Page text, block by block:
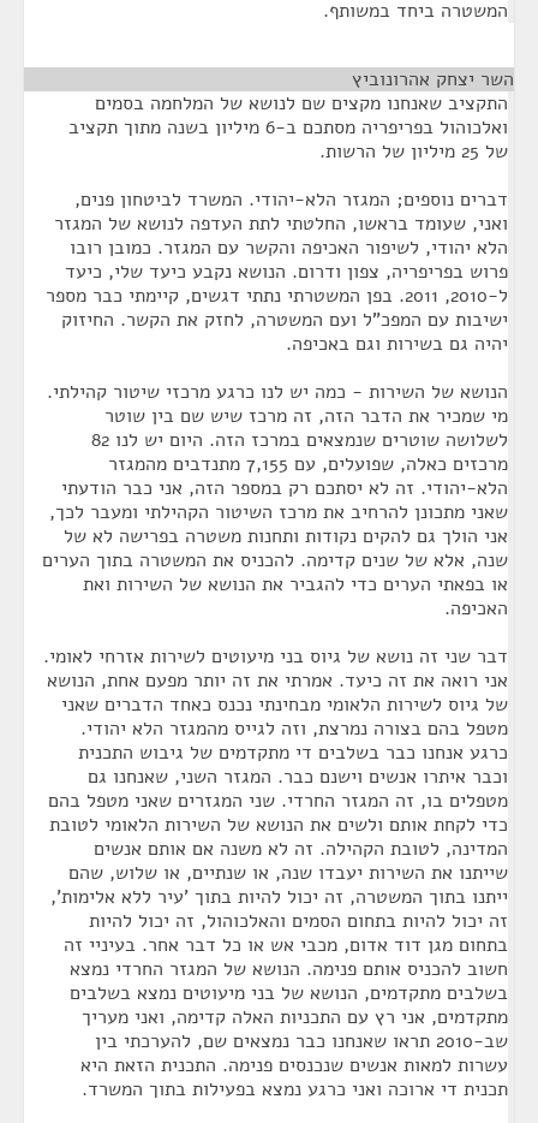
המשטרה ביחד במשותף.
השר יצחק אהרונוביץ
התקציב שאנחנו מקצים שם לנושא של המלחמה בסמים
ואלכוהול בפריפריה מסתכם ב-6 מיליון בשנה מתוך תקציב
של 25 מיליון של הרשות.
דברים נוספים; המגזר הלא-יהודי. המשרד לביטחון פנים,
ואני, שעומד בראשו, החלטתי לתת העדפה לנושא של המגזר
הלא יהודי, לשיפור האכיפה והקשר עם המגזר. כמובן רובו
פרוש בפריפריה, צפון ודרום. הנושא נקבע כיעד שלי, כיעד
ל-2010, 2011. בפן המשטרתי נתתי דגשים, קיימתי כבר מספר
ישיבות עם המפכ"ל ועם המשטרה, לחזק את הקשר. החיזוק
יהיה גם בשירות וגם באכיפה.
הנושא של השירות - כמה יש לנו כרגע מרכזי שיטור קהילתי.
מי שמכיר את הדבר הזה, זה מרכז שיש שם בין שוטר
לשלושה שוטרים שנמצאים במרכז הזה. היום יש לנו 82
מרכזים כאלה, שפועלים, עם 7,155 מתנדבים מהמגזר
הלא-יהודי. זה לא יסתכם רק במספר הזה, אני כבר הודעתי
שאני מתכונן להרחיב את מרכז השיטור הקהילתי ומעבר לכך,
אני הולך גם להקים נקודות ותחנות משטרה בפרישה לא של
שנה, אלא של שנים קדימה. להכניס את המשטרה בתוך הערים
או בפאתי הערים כדי להגביר את הנושא של השירות ואת
האכיפה.
דבר שני זה נושא של גיוס בני מיעוטים לשירות אזרחי לאומי.
אני רואה את זה כיעד. אמרתי את זה יותר מפעם אחת, הנושא
של גיוס לשירות הלאומי מבחינתי נכנס כאחד הדברים שאני
מטפל בהם בצורה נמרצת, וזה לגייס מהמגזר הלא יהודי.
כרגע אנחנו כבר בשלבים די מתקדמים של גיבוש התכנית
וכבר איתרו אנשים וישנם כבר. המגזר השני, שאנחנו גם
מטפלים בו, זה המגזר החרדי. שני המגזרים שאני מטפל בהם
כדי לקחת אותם ולשים את הנושא של השירות הלאומי לטובת
המדינה, לטובת הקהילה. זה לא משנה אם אותם אנשים
שייתנו את השירות יעבדו שנה, או שנתיים, או שלוש, שהם
ייתנו בתוך המשטרה, זה יכול להיות בתוך 'עיר ללא אלימות',
זה יכול להיות בתחום הסמים והאלכוהול, זה יכול להיות
בתחום מגן דוד אדום, מכבי אש או כל דבר אחר. בעיניי זה
חשוב להכניס אותם פנימה. הנושא של המגזר החרדי נמצא
בשלבים מתקדמים, הנושא של בני מיעוטים נמצא בשלבים
מתקדמים, אני רץ עם התכניות האלה קדימה, ואני מעריך
שב-2010 תראו שאנחנו כבר נמצאים שם, להערכתי בין
עשרות למאות אנשים שנכנסים פנימה. התכנית הזאת היא
תכנית די ארוכה ואני כרגע נמצא בפעילות בתוך המשרד.